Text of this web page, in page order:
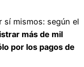
sí mismos: según el
más de mil
por los pagos de